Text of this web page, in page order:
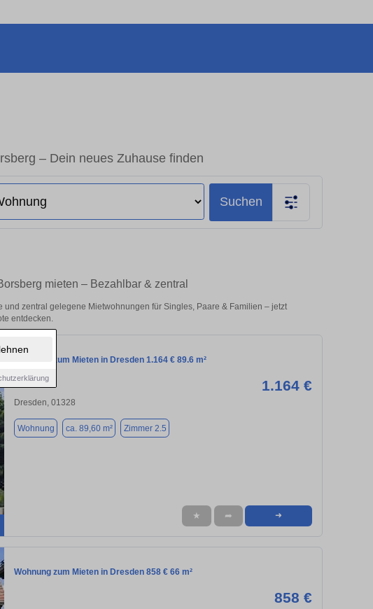
– Dein neues Zuhause finden
Suchen
mieten – Bezahlbar & zentral
zentral gelegene Mietwohnungen für Singles, Paare & Familien – jetzt
entdecken.
Wohnung zum Mieten in Dresden 1.164 € 89.6 m²
1.164 €
Dresden, 01328
Wohnung ca. 89,60 m² Zimmer 2.5
★ ➦ ➜
Wohnung zum Mieten in Dresden 858 € 66 m²
858 €